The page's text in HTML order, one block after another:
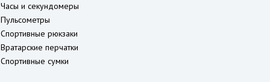
Часы и секундомеры
Пульсометры
Спортивные рюкзаки
Вратарские перчатки
Спортивные сумки